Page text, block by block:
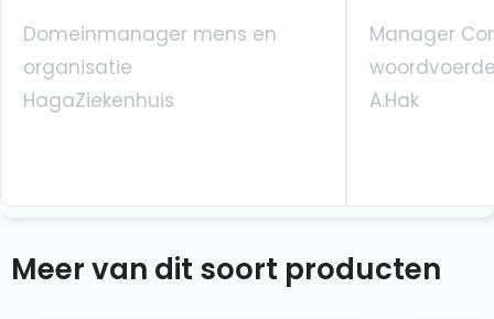
Domeinmanager mens en
organisatie
HagaZiekenhuis
Manager
A.Hak
Meer van dit soort producten